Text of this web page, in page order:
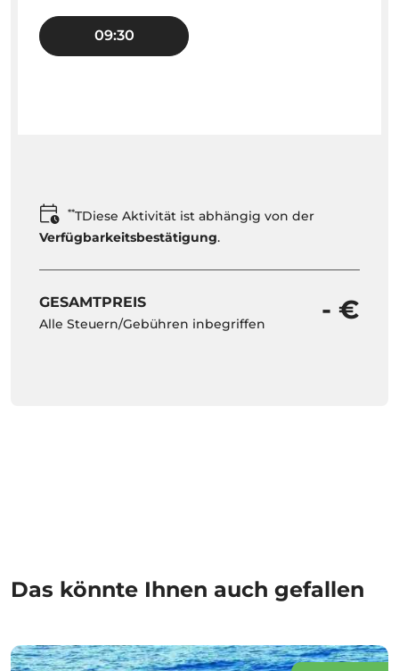
09:30
**TDiese Aktivität ist abhängig von der
Verfügbarkeitsbestätigung.
GESAMTPREIS
Alle Steuern/Gebühren inbegriffen - €
Das könnte Ihnen auch gefallen